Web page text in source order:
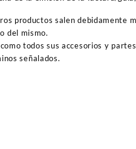
productos salen debidamente
del mismo.
todos sus accesorios y
señalados.